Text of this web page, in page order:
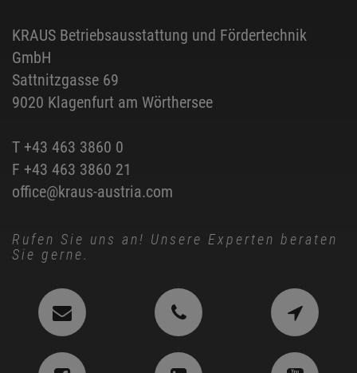
KRAUS Betriebsausstattung und Fördertechnik
GmbH
Sattnitzgasse 69
9020 Klagenfurt am Wörthersee
T +43 463 3860 0
F +43 463 3860 21
office@kraus-austria.com
Rufen Sie uns an! Unsere Experten beraten
Sie gerne.